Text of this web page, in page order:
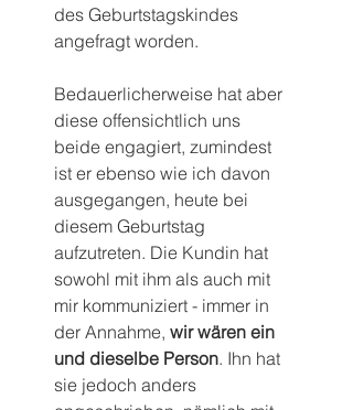
des Geburtstagskindes
angefragt worden.
Bedauerlicherweise hat aber
diese offensichtlich uns
beide engagiert, zumindest
ist er ebenso wie ich davon
ausgegangen, heute bei
diesem Geburtstag
aufzutreten. Die Kundin hat
sowohl mit ihm als auch mit
mir kommuniziert - immer in
der Annahme, wir wären ein
und dieselbe Person. Ihn hat
sie jedoch anders